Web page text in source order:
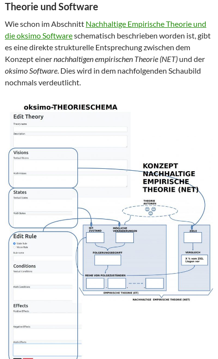
Theorie und Software
Wie schon im Abschnitt Nachhaltige Empirische Theorie und
die oksimo Softwareschematisch beschrieben worden ist, gibt
es eine direkte strukturelle Entsprechung zwischen dem
Konzept einernachhaltigen empirischen Theorie (NET) und der
oksimo Software. Dies wird in dem nachfolgenden Schaubild
nochmals verdeutlicht.